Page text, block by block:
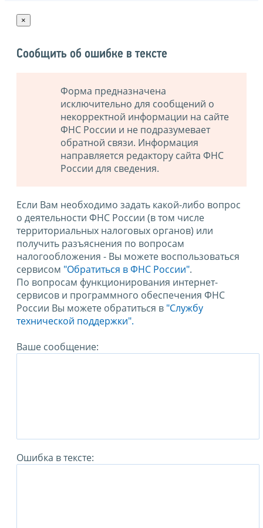
×
Сообщить об ошибке в тексте
Форма предназначена
исключительно для сообщений о
некорректной информации на сайте
ФНС России и не подразумевает
обратной связи. Информация
направляется редактору сайта ФНС
России для сведения.
Если Вам необходимо задать какой-либо вопрос
о деятельности ФНС России (в том числе
территориальных налоговых органов) или
получить разъяснения по вопросам
налогообложения - Вы можете воспользоваться
сервисом "Обратиться в ФНС России".
По вопросам функционирования интернет-
сервисов и программного обеспечения ФНС
России Вы можете обратиться в "Службу
технической поддержки".
Ваше сообщение:
Ошибка в тексте: